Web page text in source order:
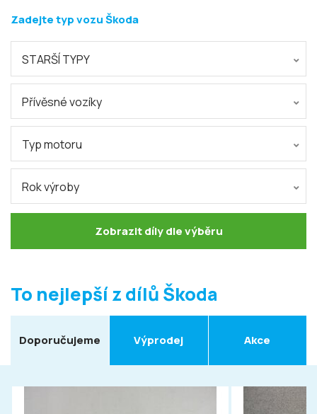
Zadejte typ vozu Škoda
STARŠÍ TYPY
Přívěsné vozíky
Typ motoru
Rok výroby
Zobrazit díly dle výběru
To nejlepší z dílů Škoda
Doporučujeme Výprodej Akce